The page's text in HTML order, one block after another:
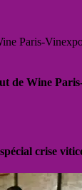
Paris-
de Wine
crise